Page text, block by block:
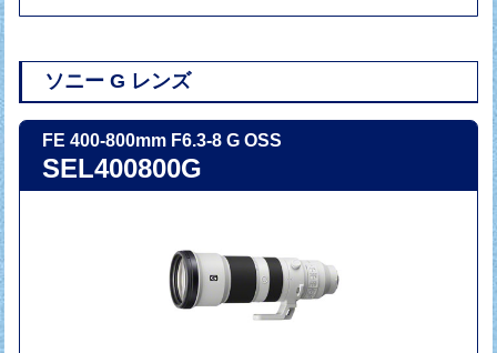
ソニー G レンズ
FE 400-800mm F6.3-8 G OSS
SEL400800G